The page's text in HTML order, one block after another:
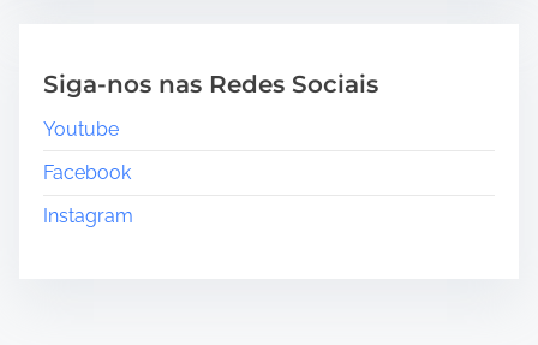
Siga-nos nas Redes Sociais
Youtube
Facebook
Instagram